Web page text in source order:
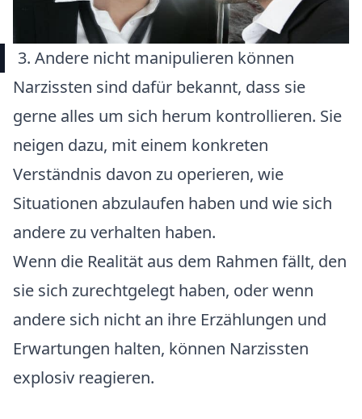
3. Andere nicht manipulieren können
Narzissten sind dafür bekannt, dass sie
gerne alles um sich herum kontrollieren. Sie
neigen dazu, mit einem konkreten
Verständnis davon zu operieren, wie
Situationen abzulaufen haben und wie sich
andere zu verhalten haben.
Wenn die Realität aus dem Rahmen fällt, den
sie sich zurechtgelegt haben, oder wenn
andere sich nicht an ihre Erzählungen und
Erwartungen halten, können Narzissten
explosiv reagieren.